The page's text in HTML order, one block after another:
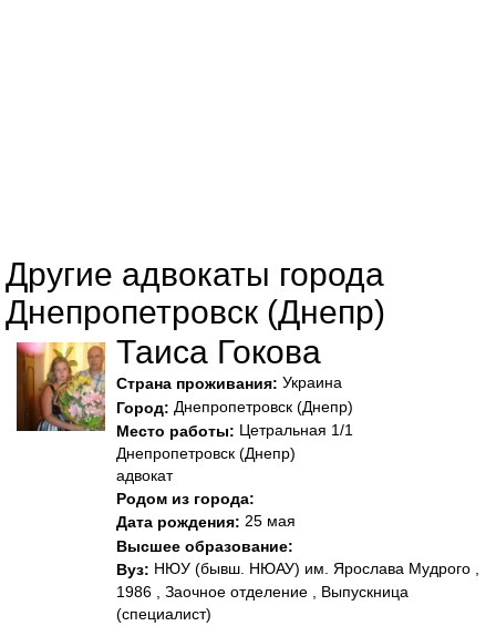
Другие адвокаты города
Днепропетровск (Днепр)
Таиса Гокова
Страна проживания: Украина
Город: Днепропетровск (Днепр)
Место работы: Цетральная 1/1
Днепропетровск (Днепр)
адвокат
Родом из города:
Дата рождения: 25 мая
Высшее образование:
Вуз: НЮУ (бывш. НЮАУ) им. Ярослава Мудрого ,
1986 , Заочное отделение , Выпускница
(специалист)